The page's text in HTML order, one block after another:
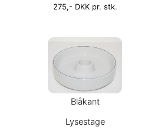
275,- DKK pr. stk.
Blåkant
Lysestage